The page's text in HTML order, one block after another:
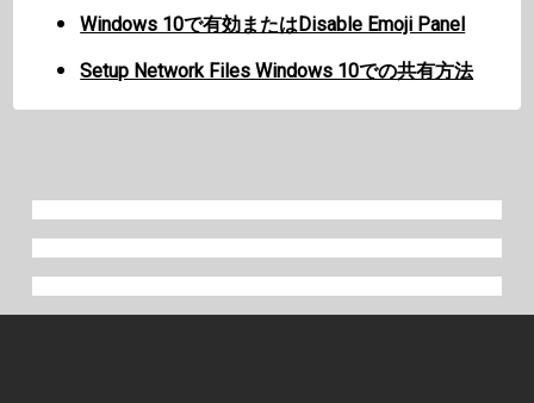
Windows 10で有効またはDisable Emoji Panel
Setup Network Files Windows 10での共有方法